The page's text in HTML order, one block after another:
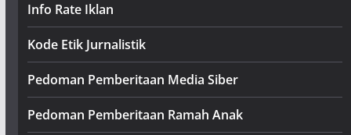
Info Rate Iklan
Kode Etik Jurnalistik
Pedoman Pemberitaan Media Siber
Pedoman Pemberitaan Ramah Anak